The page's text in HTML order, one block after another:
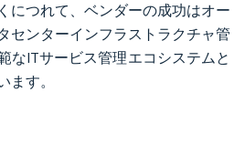
につれて、ベンダーの成功はオー
センターインフラストラクチャ管
なITサービス管理エコシステムと
ます。